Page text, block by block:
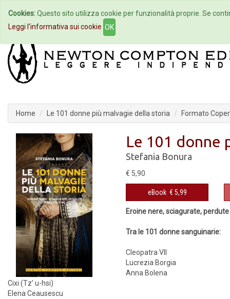
Home Autori Eventi
Home Le 101 donne più malvagie della storia Formato
Le 101 donne
Stefania Bonura
€ 5,90
eBook € 5,99
Eroine nere, sciagurate,
Tra le 101 donne sanguinarie:
Cleopatra VII
Lucrezia Borgia
Anna Bolena
Cixi (Tz’ u-hsi)
Elena Ceausescu
Cookies:Questo sito utilizza cookie per funzionalità proprie. Se
Leggi l'informativa sui cookie OK